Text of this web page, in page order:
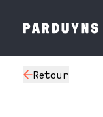
Retour